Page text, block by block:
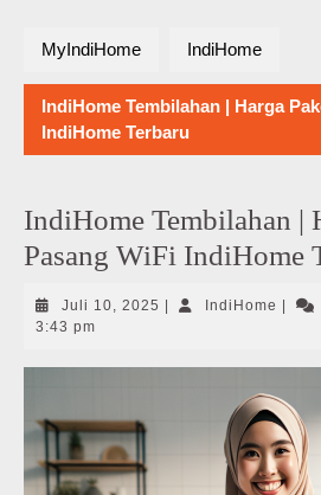
MyIndiHome IndiHome
IndiHome Tembilahan | Harga
IndiHome Terbaru
IndiHome Tembilahan |
Pasang WiFi IndiHome
Juli 10, 2025 Juli
IndiHome
3:43 pm